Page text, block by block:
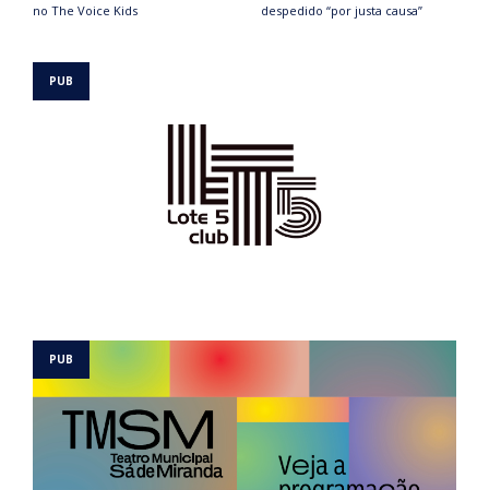
no The Voice Kids
despedido “por justa causa”